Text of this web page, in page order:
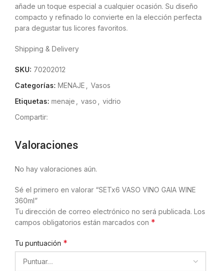
añade un toque especial a cualquier ocasión. Su diseño
compacto y refinado lo convierte en la elección perfecta
para degustar tus licores favoritos.
Shipping & Delivery
SKU: 70202012
Categorías: MENAJE
Vasos
Etiquetas: menaje vaso
vidrio
Compartir:
Valoraciones
No hay valoraciones aún.
Sé el primero en valorar “SETx6 VASO VINO GAIA WINE
360ml”
Tu dirección de correo electrónico no será publicada. Los
campos obligatorios están marcados con *
Tu puntuación *